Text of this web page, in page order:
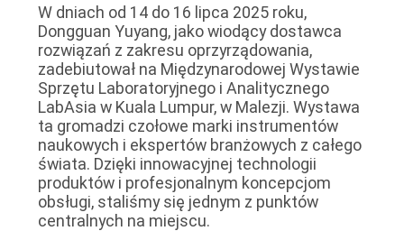
O
WYCENĘ
SITEMAP
POLITYKA
PRYWATNOŚCI
W dniach od 14 do 16 lipca 2025 roku,
Dongguan Yuyang, jako wiodący dostawca
rozwiązań z zakresu oprzyrządowania,
zadebiutował na Międzynarodowej Wystawie
Sprzętu Laboratoryjnego i Analitycznego
LabAsia w Kuala Lumpur, w Malezji. Wystawa
ta gromadzi czołowe marki instrumentów
naukowych i ekspertów branżowych z całego
świata. Dzięki innowacyjnej technologii
produktów i profesjonalnym koncepcjom
obsługi, staliśmy się jednym z punktów
centralnych na miejscu.